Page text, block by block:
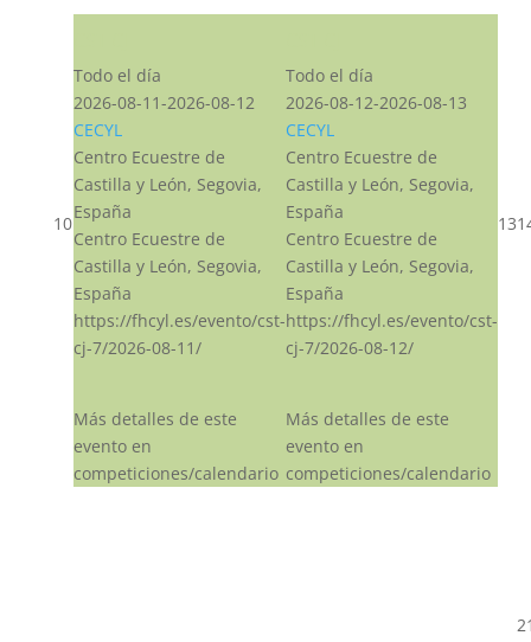
10
Todo el día
2026-08-11-2026-08-12
CECYL
Centro Ecuestre de
Castilla y León, Segovia,
España
Centro Ecuestre de
Castilla y León, Segovia,
España
https://fhcyl.es/evento/cst-
cj-7/2026-08-11/
Más detalles de este
evento en
competiciones/calendario
Todo el día
2026-08-12-2026-08-13
CECYL
Centro Ecuestre de
Castilla y León, Segovia,
España
Centro Ecuestre de
Castilla y León, Segovia,
España
https://fhcyl.es/evento/cst-
cj-7/2026-08-12/
Más detalles de este
evento en
competiciones/calendario
13